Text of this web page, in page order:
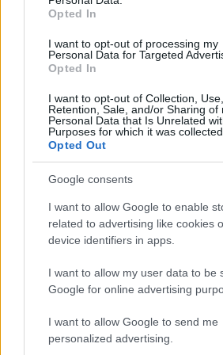
Opted In
I want to opt-out of processing my
Personal Data for Targeted
Opted In
I want to opt-out of Collection, Use,
Retention, Sale, and/or Sharing of
Personal Data that Is Unrelated
Purposes for which it was collected.
Opted Out
Google consents
I want to allow Google to enable
related to advertising like cookies
device identifiers in apps.
I want to allow my user data to be
Google for online advertising
I want to allow Google to send me
personalized advertising.
γιατρού
916 προϊόντα στην
ανάμεσά τους 130
Αθλητικά:
Περισσότερα